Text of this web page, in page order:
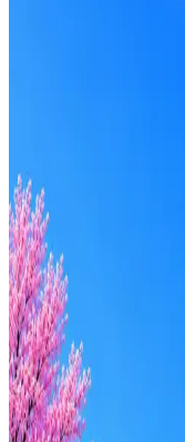
ITGLOBAL.COM
6активных вакансий